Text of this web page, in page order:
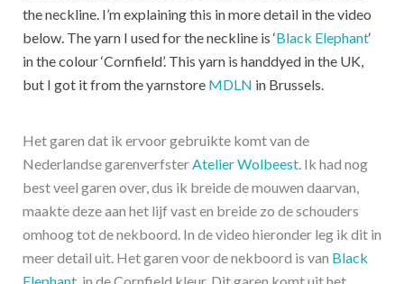
the neckline. I’m explaining this in more detail in the video
below. The yarn I used for the neckline is ‘Black Elephant‘
in the colour ‘Cornfield’. This yarn is handdyed in the UK,
but I got it from the yarnstore MDLN in Brussels.
Het garen dat ik ervoor gebruikte komt van de
Nederlandse garenverfster Atelier Wolbeest . Ik had nog
best veel garen over, dus ik breide de mouwen daarvan,
maakte deze aan het lijf vast en breide zo de schouders
omhoog tot de nekboord. In de video hieronder leg ik dit in
meer detail uit. Het garen voor de nekboord is van Black